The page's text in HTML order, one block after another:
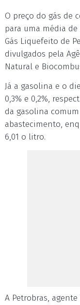
O preço do gás de
para uma média de
Gás Liquefeito de
divulgados pela
Natural e
Já a gasolina e o
0,3% e 0,2%,
da gasolina
abastecimento,
6,01 o litro.
A Petrobras,